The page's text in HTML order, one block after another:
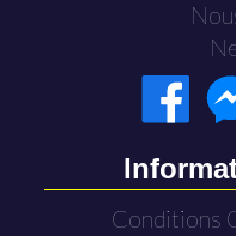
Conditions